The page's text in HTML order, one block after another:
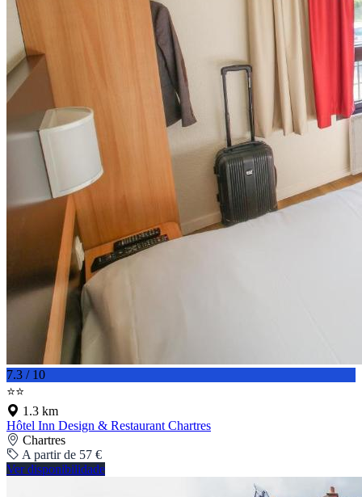
7.3 / 10
⭐⭐
1.3 km
Hôtel Inn Design & Restaurant Chartres
Chartres
A partir de 57 €
Ver disponibilidade